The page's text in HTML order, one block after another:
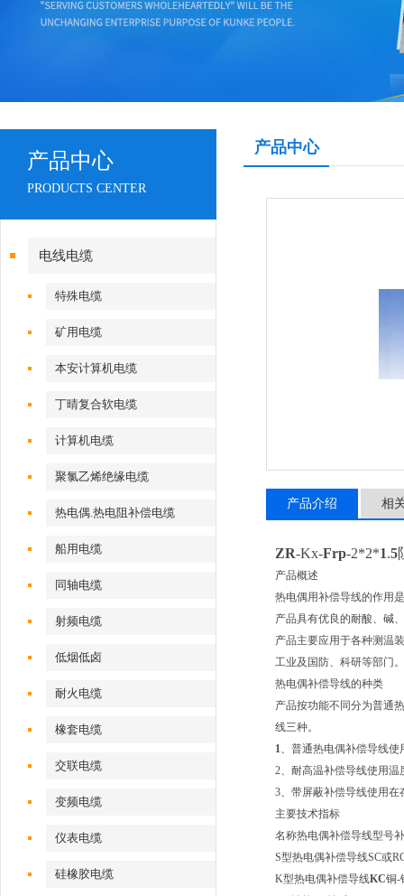
产品中心
PRODUCTS CENTER
电线电缆
特殊电缆
矿用电缆
本安计算机电缆
丁晴复合软电缆
计算机电缆
聚氯乙烯绝缘电缆
热电偶.热电阻补偿电缆
船用电缆
同轴电缆
射频电缆
低烟低卤
耐火电缆
橡套电缆
交联电缆
变频电缆
仪表电缆
硅橡胶电缆
产品中心
产品介绍 相
ZR-Kx-Frp-2*2*1.5
产品概述
热电偶用补偿导线的作用
产品具有优良的耐酸、碱
产品主要应用于各种测温
工业及国防、科研等部门。
热电偶补偿导线的种类
产品按功能不同分为普通
线三种。
1、普通热电偶补偿导线使
2、耐高温补偿导线使用
3、带屏蔽补偿导线使用
主要技术指标
名称热电偶补偿导线型号
S型热电偶补偿导线SC或
K型热电偶补偿导线KC铜-